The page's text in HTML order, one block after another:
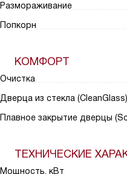
Размораживание
Попкорн
КОМФОРТ
Очистка
Дверца из стекла (CleanGlass)
Плавное закрытие дверцы
ТЕХНИЧЕСКИЕ
Мощность, кВт